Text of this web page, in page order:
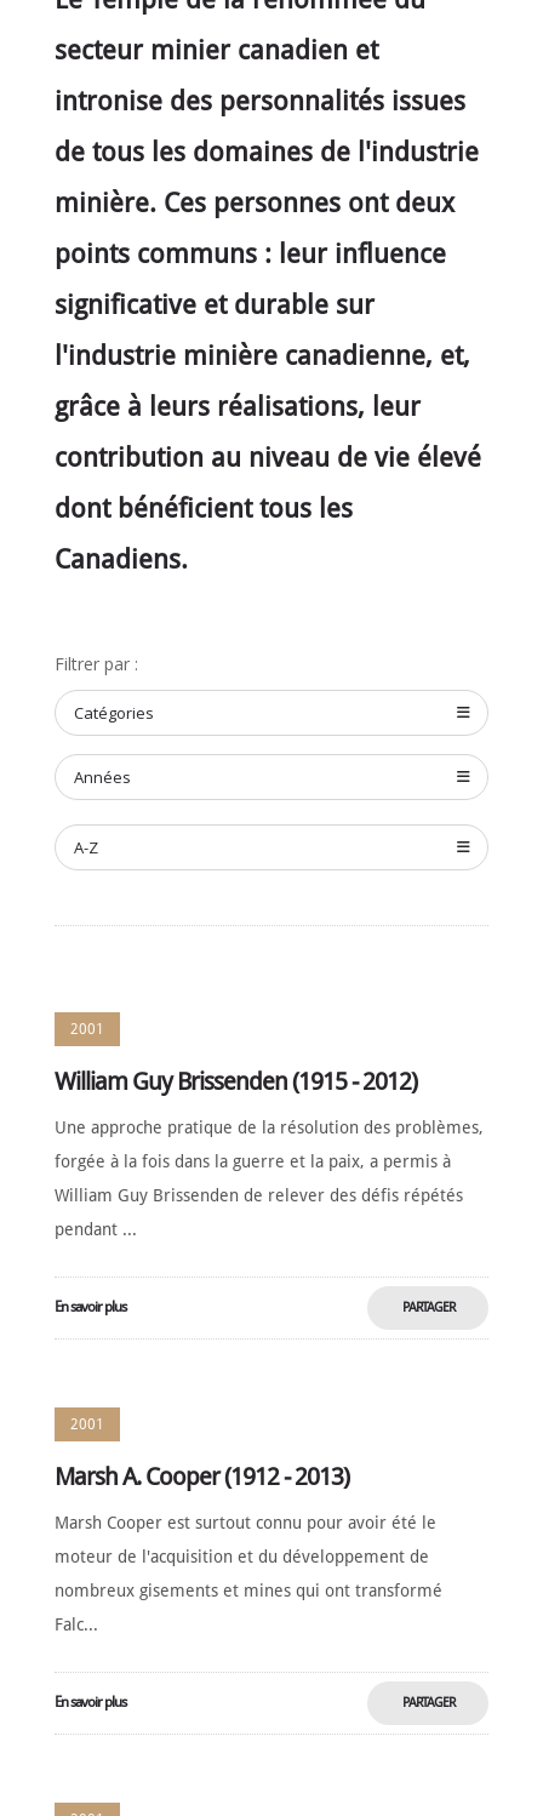
SPONSORS
DE
SOUTIEN
CONTACT
Français
secteur minier canadien et
intronise des personnalités issues
de tous les domaines de l'industrie
minière. Ces personnes ont deux
points communs : leur influence
significative et durable sur
l'industrie minière canadienne, et,
grâce à leurs réalisations, leur
contribution au niveau de vie élevé
dont bénéficient tous les
Canadiens.
Filtrer par :
Catégories
Années
A-Z
2001
William Guy Brissenden (1915 - 2012)
Une approche pratique de la résolution des problèmes,
forgée à la fois dans la guerre et la paix, a permis à
William Guy Brissenden de relever des défis répétés
pendant ...
En savoir plus PARTAGER
2001
Marsh A. Cooper (1912 - 2013)
Marsh Cooper est surtout connu pour avoir été le
moteur de l'acquisition et du développement de
nombreux gisements et mines qui ont transformé
Falc...
En savoir plus PARTAGER